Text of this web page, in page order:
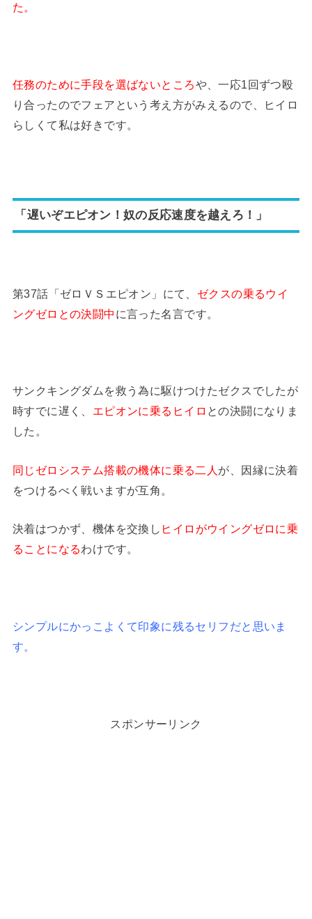
た。
任務のために手段を選ばないところや、一応1回ずつ殴
り合ったのでフェアという考え方がみえるので、ヒイロ
らしくて私は好きです。
「遅いぞエピオン！奴の反応速度を越えろ！」
第37話「ゼロＶＳエピオン」にて、 ゼクスの乗るウイ
ングゼロとの決闘中 に言った名言です。
サンクキングダムを救う為に駆けつけたゼクスでしたが
時すでに遅く、 エピオンに乗るヒイロ との決闘になりま
した。
同じゼロシステム搭載の機体に乗る二人 が、因縁に決着
をつけるべく戦いますが互角。
決着はつかず、機体を交換し ヒイロがウイングゼロに乗
ることになるわけです。
シンプルにかっこよくて印象に残るセリフだと思いま
す。
スポンサーリンク